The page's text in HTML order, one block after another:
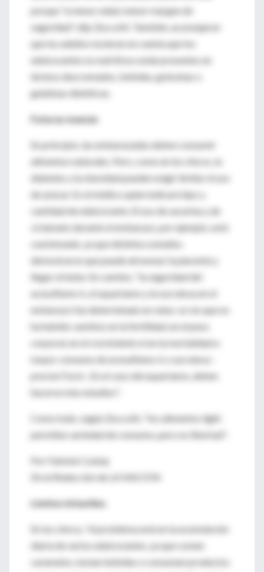
porque "a menor edad, menor margen de
seguridad", dijo Zuccotti. También, aconsejaron
que los adultos tuvieran en cuenta que los
edulcorantes no nutritivos están presentes en
lácteos descremados, bebidas, golosinas o
gelatinas dietéticas.
Futuras mamás
En principio, las embarazadas deben consumir
alimentos naturales. Pero, como en los chicos, la
diabetes y la obesidad pueden exigir limitar el uso
de azúcar. Es el médico quien indicará tipo y
cantidad de edulcorante. El uso de sacarina y de
ciclamato durante el embarazo, por ejemplo, está
cuestionado, ya que distintos estudios
demostraron que puede atravesar la placenta y
llegar al bebe. En cambio, "la seguridad del
acesulfame-k, el aspartamo y la sucralosa en el
embarazo fue determinado en ratas: se vio que no
ha habido cambios en la fertilidad, en el peso
corporal, en el crecimiento ni en la mortalidad a
mayor consumo de acesulfame-k o sucralosa -
precisó Furst-. En el caso del aspartamo, deben
hacerse más estudios".
Como todo, según Zuccotti, "los alimentos light
permiten variedad de consumo, pero no libertad".
Por Fabiola Czubaj
De la Redacción de LA NACION
Límites infantiles
En los chicos, "el problema está en la acumulación
diaria de varios edulcorantes, ya que comen
caramelos, toman bebidas o consumen productos